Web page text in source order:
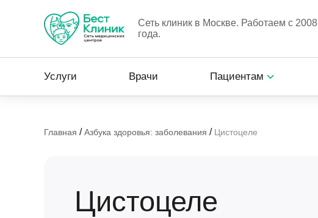
Сеть клиник в Москве. Работаем с 2008
года.
Услуги Врачи Пациентам
Главная /Азбука здоровья: заболевания / Цистоцеле
Цистоцеле